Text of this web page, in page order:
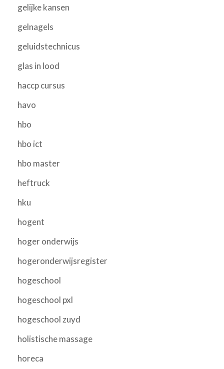
gelijke kansen
gelnagels
geluidstechnicus
glas in lood
haccp cursus
havo
hbo
hbo ict
hbo master
heftruck
hku
hogent
hoger onderwijs
hogeronderwijsregister
hogeschool
hogeschool pxl
hogeschool zuyd
holistische massage
horeca